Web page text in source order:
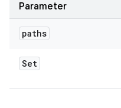
Parameter
paths
Set